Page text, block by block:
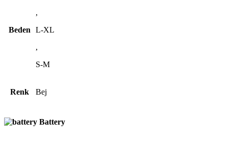
Beden
,
L-XL
,
S-M
Renk Bej
Battery